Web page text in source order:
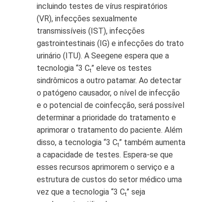
incluindo testes de vírus respiratórios
(VR), infecções sexualmente
transmissíveis (IST), infecções
gastrointestinais (IG) e infecções do trato
urinário (ITU). A Seegene espera que a
tecnologia “3 Ct” eleve os testes
sindrômicos a outro patamar. Ao detectar
o patógeno causador, o nível de infecção
e o potencial de coinfecção, será possível
determinar a prioridade do tratamento e
aprimorar o tratamento do paciente. Além
disso, a tecnologia “3 Ct” também aumenta
a capacidade de testes. Espera-se que
esses recursos aprimorem o serviço e a
estrutura de custos do setor médico uma
vez que a tecnologia “3 Ct” seja